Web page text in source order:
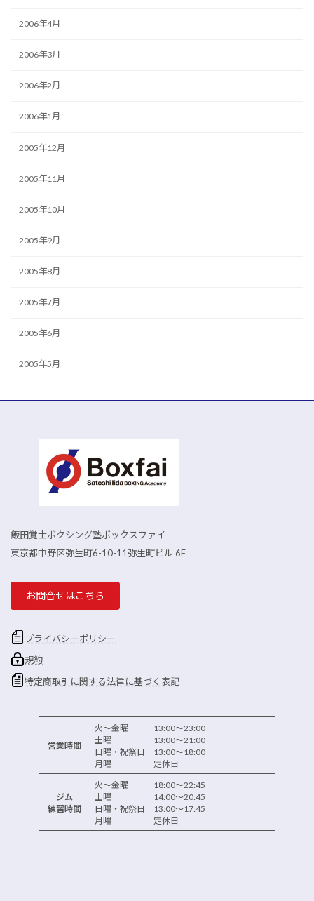
2006年4月
2006年3月
2006年2月
2006年1月
2005年12月
2005年11月
2005年10月
2005年9月
2005年8月
2005年7月
2005年6月
2005年5月
飯田覚士ボクシング塾ボックスファイ
東京都中野区弥生町6-10-11弥生町ビル 6F
お問合せはこちら
プライバシーポリシー
規約
特定商取引に関する法律に基づく表記
営業時間
火～金曜 13:00～23:00
土曜 13:00～21:00
日曜・祝祭日 13:00～18:00
月曜 定休日
ジム
練習時間
火～金曜 18:00～22:45
土曜 14:00～20:45
日曜・祝祭日 13:00～17:45
月曜 定休日